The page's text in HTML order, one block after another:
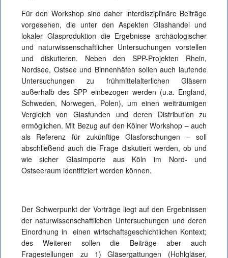
Für den Workshop sind daher interdisziplinäre Beiträge
vorgesehen, die unter den Aspekten Glashandel und
lokaler Glasproduktion die Ergebnisse archäologischer
und naturwissenschaftlicher Untersuchungen vorstellen
und diskutieren. Neben den SPP-Projekten Rhein,
Nordsee, Ostsee und Binnenhäfen sollen auch laufende
Untersuchungen zu frühmittelalterlichen Gläsern
außerhalb des SPP einbezogen werden (u.a. England,
Schweden, Norwegen, Polen), um einen weiträumigen
Vergleich von Glasfunden und deren Distribution zu
ermöglichen. Mit Bezug auf den Kölner Workshop – auch
als Referenz für zukünftige Glasforschungen – soll
abschließend auch die Frage diskutiert werden, ob und
wie sicher Glasimporte aus Köln im Nord- und
Ostseeraum identifiziert werden können.
Der Schwerpunkt der Vorträge liegt auf den Ergebnissen
der naturwissenschaftlichen Untersuchungen und deren
Einordnung in einen wirtschaftsgeschichtlichen Kontext;
des Weiteren sollen die Beiträge aber auch
Fragestellungen zu 1) Gläsergattungen (Hohlgläser,